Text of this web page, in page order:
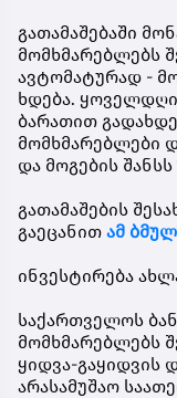
გათამაშებაში
მომხმარებლებს
ავტომატურად -
ხდება.
ბარათით
მომხმარებლები
და მოგების
გათამაშების
გაეცანით ამ
ინვესტირება
საქართველოს
მომხმარებლებს
ყიდვა-გაყიდვის
არასამუშაო